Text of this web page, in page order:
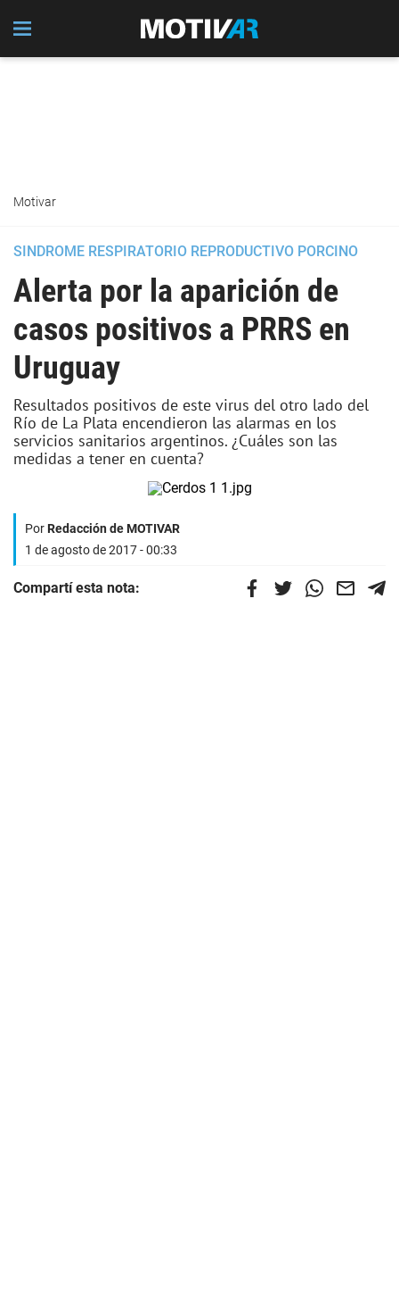
Motivar
SINDROME RESPIRATORIO REPRODUCTIVO PORCINO
Alerta por la aparición de
casos positivos a PRRS en
Uruguay
Resultados positivos de este virus del otro lado del
Río de La Plata encendieron las alarmas en los
servicios sanitarios argentinos. ¿Cuáles son las
medidas a tener en cuenta?
PorRedacción de MOTIVAR
1 de agosto de 2017 - 00:33
Compartí esta nota: